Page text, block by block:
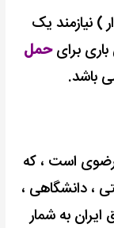
) نیازمند یک
باری برای حمل
باشد.
رضوی است ، که
، دانشگاهی ،
به‌ شمار